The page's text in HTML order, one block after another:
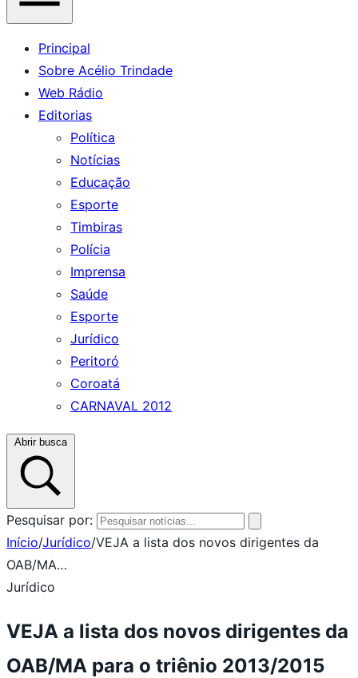
Principal
Sobre Acélio Trindade
Web Rádio
Editorias
Política
Notícias
Educação
Esporte
Timbiras
Polícia
Imprensa
Saúde
Esporte
Jurídico
Peritoró
Coroatá
CARNAVAL 2012
Abrir busca
Pesquisar por:
Início/Jurídico/VEJA a lista dos novos dirigentes da
OAB/MA…
Jurídico
VEJA a lista dos novos dirigentes da
OAB/MA para o triênio 2013/2015